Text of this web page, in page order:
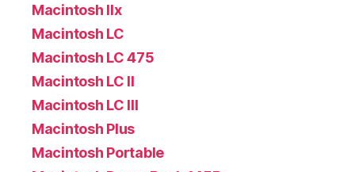
Macintosh IIx
Macintosh LC
Macintosh LC 475
Macintosh LC II
Macintosh LC III
Macintosh Plus
Macintosh Portable